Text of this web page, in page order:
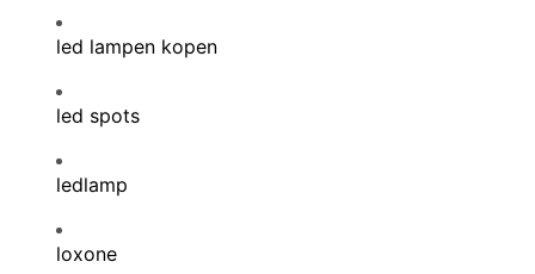
led lampen kopen
led spots
ledlamp
loxone